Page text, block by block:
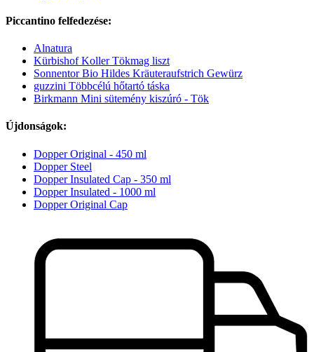
Piccantino felfedezése:
Alnatura
Kürbishof Koller Tökmag liszt
Sonnentor Bio Hildes Kräuteraufstrich Gewürz
guzzini Többcélú hőtartó táska
Birkmann Mini sütemény kiszúró - Tök
Újdonságok:
Dopper Original - 450 ml
Dopper Steel
Dopper Insulated Cap - 350 ml
Dopper Insulated - 1000 ml
Dopper Original Cap